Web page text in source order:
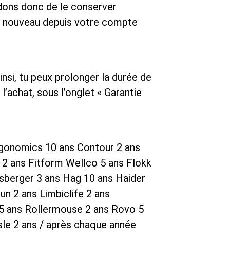
donc de le conserver
depuis votre compte
tu peux prolonger la durée de
sous l’onglet « Garantie
10 ans Contour 2 ans
ans Fitform Wellco 5 ans Flokk
3 ans Hag 10 ans Haider
2 ans Limbiclife 2 ans
ans Rollermouse 2 ans Rovo 5
2 ans / après chaque année